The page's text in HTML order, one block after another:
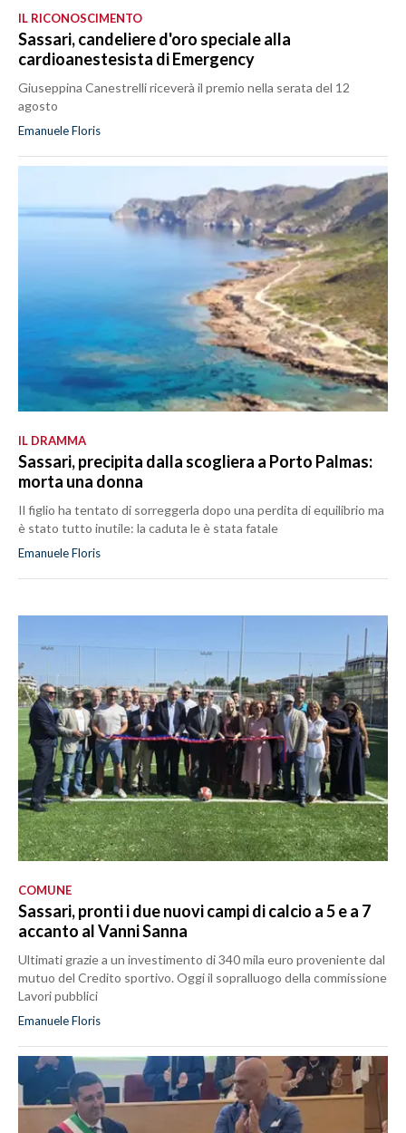
IL RICONOSCIMENTO
Sassari, candeliere d'oro speciale alla
cardioanestesista di Emergency
Giuseppina Canestrelli riceverà il premio nella serata del 12
agosto
Emanuele Floris
IL DRAMMA
Sassari, precipita dalla scogliera a Porto Palmas:
morta una donna
Il figlio ha tentato di sorreggerla dopo una perdita di equilibrio ma
è stato tutto inutile: la caduta le è stata fatale
Emanuele Floris
COMUNE
Sassari, pronti i due nuovi campi di calcio a 5 e a 7
accanto al Vanni Sanna
Ultimati grazie a un investimento di 340 mila euro proveniente dal
mutuo del Credito sportivo. Oggi il sopralluogo della commissione
Lavori pubblici
Emanuele Floris